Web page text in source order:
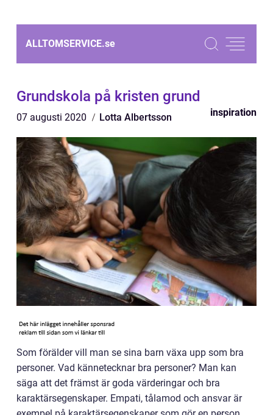
ALLTOMSERVICE.se
Grundskola på kristen grund
07 augusti 2020 Lotta Albertsson inspiration
Som förälder vill man se sina barn växa upp som bra
personer. Vad kännetecknar bra personer? Man kan
säga att det främst är goda värderingar och bra
karaktärsegenskaper. Empati, tålamod och ansvar är